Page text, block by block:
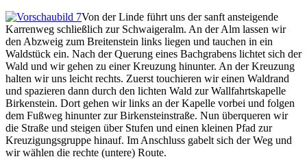
Von der Linde führt uns der sanft ansteigende
Karrenweg schließlich zur Schwaigeralm. An der Alm lassen wir
den Abzweig zum Breitenstein links liegen und tauchen in ein
Waldstück ein. Nach der Querung eines Bachgrabens lichtet sich der
Wald und wir gehen zu einer Kreuzung hinunter. An der Kreuzung
halten wir uns leicht rechts. Zuerst touchieren wir einen Waldrand
und spazieren dann durch den lichten Wald zur Wallfahrtskapelle
Birkenstein. Dort gehen wir links an der Kapelle vorbei und folgen
dem Fußweg hinunter zur Birkensteinstraße. Nun überqueren wir
die Straße und steigen über Stufen und einen kleinen Pfad zur
Kreuzigungsgruppe hinauf. Im Anschluss gabelt sich der Weg und
wir wählen die rechte (untere) Route.